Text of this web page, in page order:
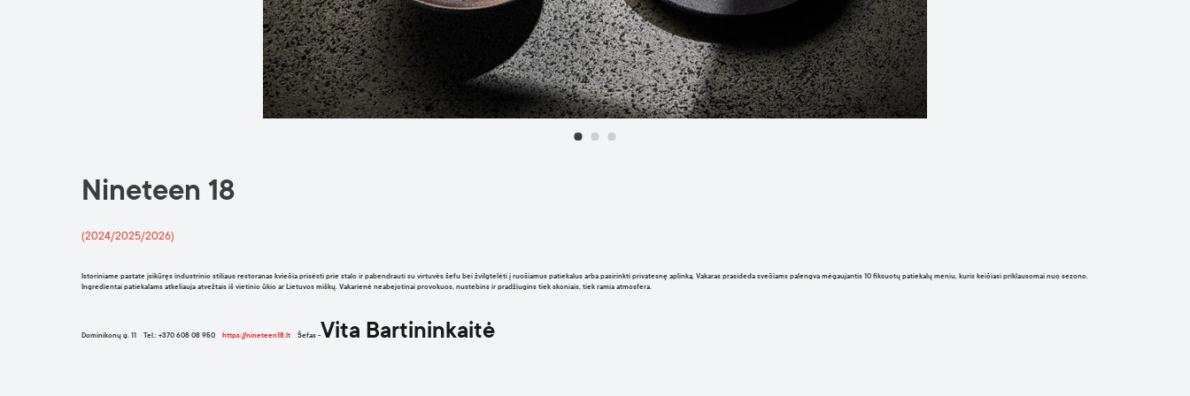
Nineteen 18
(2024/2025/2026)
Istoriniame pastate įsikūręs industrinio stiliaus restoranas kviečia prisėsti prie stalo ir pabendrauti su virtuvės šefu bei žvilgtelėti į ruošiamus patiekalus arba pasirinkti privatesnę aplinką. Vakaras prasideda svečiams palengva mėgaujantis 10 fiksuotų patiekalų meniu, kuris keičiasi priklausomai nuo sezono.
Ingredientai patiekalams atkeliauja atvežtais iš vietinio ūkio ar Lietuvos miškų. Vakarienė neabejotinai provokuos, nustebins ir pradžiugins tiek skoniais, tiek ramia atmosfera.
Dominikonų g. 11 Tel.: +370 608 08 950 https://nineteen18.lt Šefas -Vita Bartininkaitė